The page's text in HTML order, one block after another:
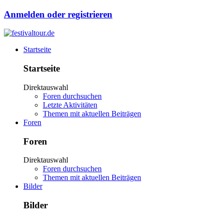
Anmelden oder registrieren
Startseite
Startseite
Direktauswahl
Foren durchsuchen
Letzte Aktivitäten
Themen mit aktuellen Beiträgen
Foren
Foren
Direktauswahl
Foren durchsuchen
Themen mit aktuellen Beiträgen
Bilder
Bilder